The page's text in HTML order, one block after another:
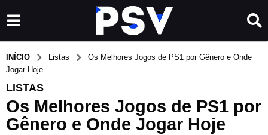
INÍCIO Listas
Os Melhores Jogos de PS1 por Gênero e Onde
Jogar Hoje
LISTAS
Os Melhores Jogos de PS1 por
Gênero e Onde Jogar Hoje